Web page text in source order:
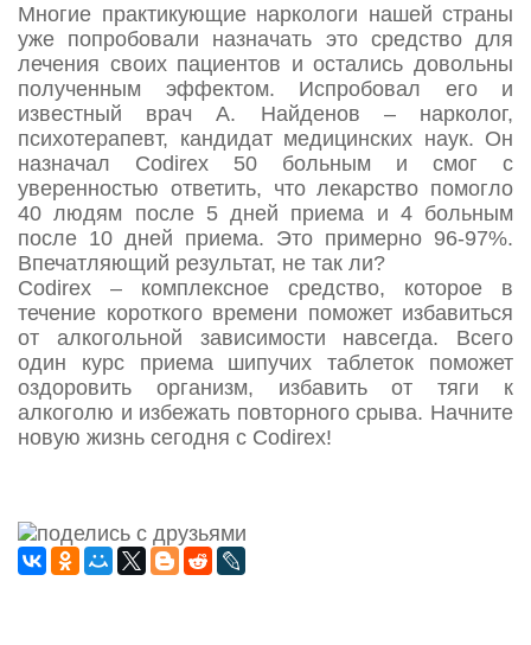
Многие практикующие наркологи нашей страны
уже попробовали назначать это средство для
лечения своих пациентов и остались довольны
полученным эффектом. Испробовал его и
известный врач А. Найденов – нарколог,
психотерапевт, кандидат медицинских наук. Он
назначал Codirex 50 больным и смог с
уверенностью ответить, что лекарство помогло
40 людям после 5 дней приема и 4 больным
после 10 дней приема. Это примерно 96-97%.
Впечатляющий результат, не так ли?
Codirex – комплексное средство, которое в
течение короткого времени поможет избавиться
от алкогольной зависимости навсегда. Всего
один курс приема шипучих таблеток поможет
оздоровить организм, избавить от тяги к
алкоголю и избежать повторного срыва. Начните
новую жизнь сегодня с Codirex!